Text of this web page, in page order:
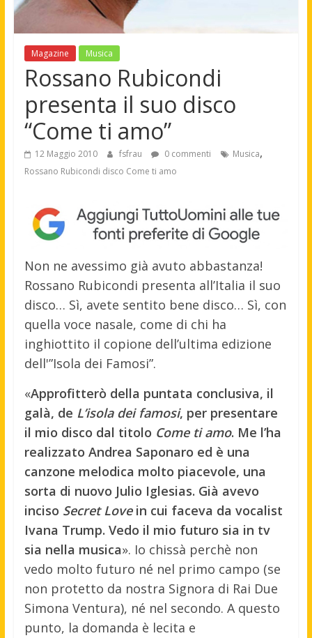
Magazine Musica
Rossano Rubicondi
presenta il suo disco
“Come ti amo”
12 Maggio 2010 fsfrau 0 commenti Musica,
Rossano Rubicondi disco Come ti amo
Non ne avessimo già avuto abbastanza!
Rossano Rubicondi presenta all’Italia il suo
disco… Sì, avete sentito bene disco… Sì, con
quella voce nasale, come di chi ha
inghiottito il copione dell’ultima edizione
dell'”Isola dei Famosi”.
«Approfitterò della puntata conclusiva, il
galà, de L’isola dei famosi, per presentare
il mio disco dal titolo Come ti amo. Me l’ha
realizzato Andrea Saponaro ed è una
canzone melodica molto piacevole, una
sorta di nuovo Julio Iglesias. Già avevo
inciso Secret Lovein cui faceva da vocalist
Ivana Trump. Vedo il mio futuro sia in tv
sia nella musica». Io chissà perchè non
vedo molto futuro né nel primo campo (se
non protetto da nostra Signora di Rai Due
Simona Ventura), né nel secondo. A questo
punto, la domanda è lecita e